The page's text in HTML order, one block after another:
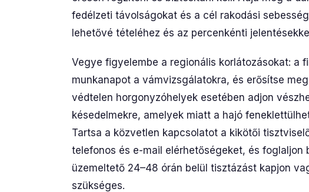
fedélzeti távolságokat és a cél rakodási
lehetővé tételéhez és az percenkénti
Vegye figyelembe a regionális korlátozásokat: a
munkanapot a vámvizsgálatokra, és erősítse
védtelen horgonyzóhelyek esetében adjon
késedelmekre, amelyek miatt a hajó
Tartsa a közvetlen kapcsolatot a kikötői
telefonos és e-mail elérhetőségeket, és
üzemeltető 24–48 órán belül tisztázást kapjon
szükséges.